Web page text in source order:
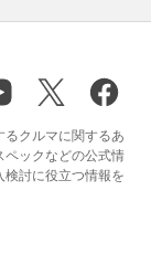
クルマに関するあ
ペックなどの公式情
討に役立つ情報を